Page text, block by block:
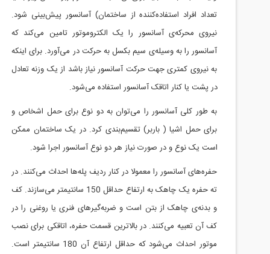
تعداد افراد استفاده‌کننده از ساختمان) آسانسور پیش‌بینی شود.
نیروی محرکه‌ی آسانسور را یک الکتروموتور تامین می‌کند که
آسانسور را به وسیله‌ی سیم بکسل به حرکت در می‌آورد. برای اینکه
به نیروی کمتری جهت حرکت آسانسور نیاز باشد از یک وزنه تعادل
در پشت یا کنار اتاقک آسانسور استفاده می‌شود.
به طور کلی آسانسور را می‌توان به دو نوع برای حمل اشخاص و
برای حمل اشیا ( باربر) تقسیم‌بندی کرد. در یک ساختمان ممکن
است یک نوع و در صورت نیاز هر دو نوع آسانسور اجرا شود.
حفره‌های آسانسور را معمولا در کنار ردیف پله‌ها احداث می‌کنند. در
ته حفره یک چاهک به ارتفاع حداقل 150 سانتیمتر می‌سازند. کف
و بدنه‌ی چاهک از بتن است و ضربه‌گیر‌های فنری یا روغنی را در
کف آن تعبیه می‌کنند. در بالاترین قسمت حفره، اتاقکی برای نصب
موتور احداث می‌شود که حداقل ارتفاع آن 180 سانتیمتر است.